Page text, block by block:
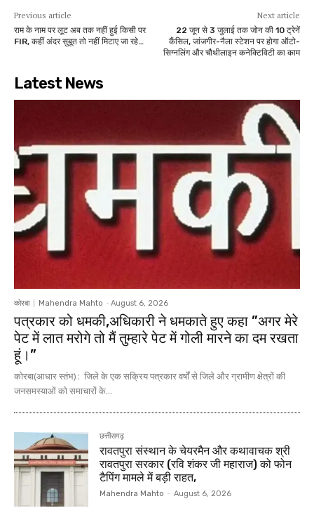
Previous article
राम के नाम पर लूट अब तक नहीं हुई किसी पर
FIR, कहीं अंदर सुबूत तो नहीं मिटाए जा रहे…
Next article
22 जून से 3 जुलाई तक जोन की 10 ट्रेनें
कैंसिल, जांजगीर-नैला स्टेशन पर होगा ऑटो-
सिग्नलिंग और चौथीलाइन कनेक्टिविटी का काम
Latest News
कोरबा Mahendra Mahto - August 6, 2026
पत्रकार को धमकी,अधिकारी ने धमकाते हुए कहा ”अगर मेरे
पेट में लात मरोगे तो मैं तुम्हारे पेट में गोली मारने का दम रखता
हूं।”
कोरबा(आधार स्तंभ) : जिले के एक सक्रिय पत्रकार वर्षों से जिले और ग्रामीण क्षेत्रों की
जनसमस्याओं को समाचारों के...
छत्तीसगढ़
रावतपुरा संस्थान के चेयरमैन और कथावाचक श्री
रावतपुरा सरकार (रवि शंकर जी महाराज) को फोन
टैपिंग मामले में बड़ी राहत,
Mahendra Mahto - August 6, 2026